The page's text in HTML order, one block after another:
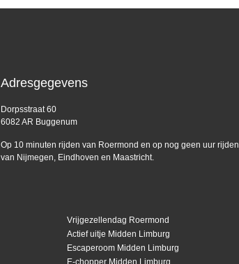
Adresgegevens
Dorpsstraat 60
6082 AR Buggenum
Op 10 minuten rijden van Roermond en op nog geen uur rijden
van Nijmegen, Eindhoven en Maastricht.
Vrijgezellendag Roermond
Actief uitje Midden Limburg
Escaperoom Midden Limburg
E-chopper Midden Limburg